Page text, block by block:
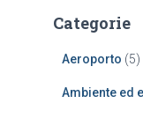
c
Categorie
Aeroporto (5)
Ambiente ed